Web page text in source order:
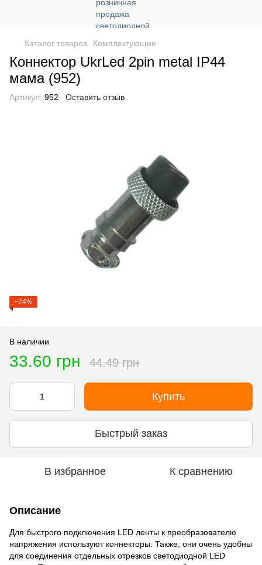
Каталог товаров Комплектующие
Коннектор UkrLed 2pin metal IP44
мама (952)
Артикул: 952 Оставить отзыв
−24%
В наличии
33.60 грн 44.49 грн
Купить
Быстрый заказ
В избранное К сравнению
Описание
Для быстрого подключения LED ленты к преобразователю
напряжения используют коннекторы. Также, они очень удобны
для соединения отдельных отрезков светодиодной LED